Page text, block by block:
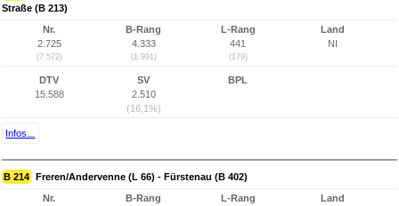
Straße (B 213)
Nr.
2.725
(7.572)
B-Rang
4.333
(1.991)
L-Rang
441
(179)
Land
NI
DTV
15.588
SV
2.510
(16,1%)
BPL
Infos...
B 214 Freren/Andervenne (L 66) - Fürstenau (B 402)
Nr.
B-Rang
L-Rang
Land